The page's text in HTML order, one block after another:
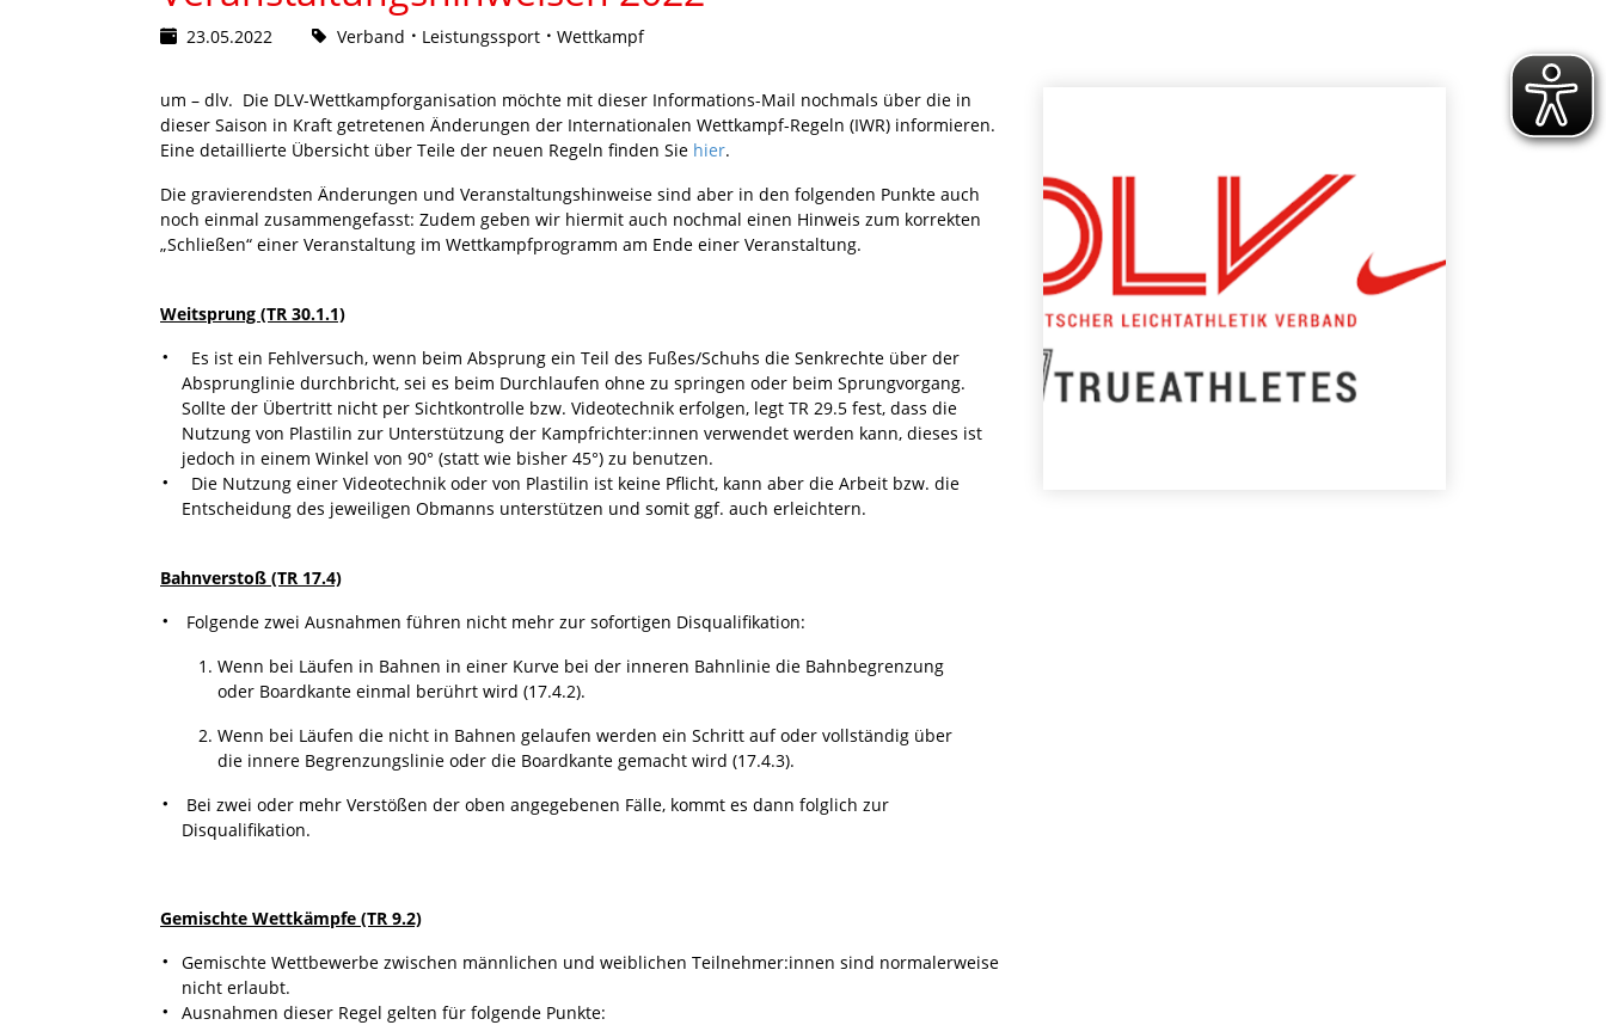
23.05.2022 Verband Leistungssport Wettkampf
um – dlv. Die DLV-Wettkampforganisation möchte mit dieser Informations-Mail nochmals über die in
dieser Saison in Kraft getretenen Änderungen der Internationalen Wettkampf-Regeln (IWR) informieren.
Eine detaillierte Übersicht über Teile der neuen Regeln finden Sie hier.
Die gravierendsten Änderungen und Veranstaltungshinweise sind aber in den folgenden Punkte auch
noch einmal zusammengefasst: Zudem geben wir hiermit auch nochmal einen Hinweis zum korrekten
„Schließen“ einer Veranstaltung im Wettkampfprogramm am Ende einer Veranstaltung.
Weitsprung (TR 30.1.1)
Es ist ein Fehlversuch, wenn beim Absprung ein Teil des Fußes/Schuhs die Senkrechte über der
Absprunglinie durchbricht, sei es beim Durchlaufen ohne zu springen oder beim Sprungvorgang.
Sollte der Übertritt nicht per Sichtkontrolle bzw. Videotechnik erfolgen, legt TR 29.5 fest, dass die
Nutzung von Plastilin zur Unterstützung der Kampfrichter:innen verwendet werden kann, dieses ist
jedoch in einem Winkel von 90° (statt wie bisher 45°) zu benutzen.
Die Nutzung einer Videotechnik oder von Plastilin ist keine Pflicht, kann aber die Arbeit bzw. die
Entscheidung des jeweiligen Obmanns unterstützen und somit ggf. auch erleichtern.
Bahnverstoß (TR 17.4)
Folgende zwei Ausnahmen führen nicht mehr zur sofortigen Disqualifikation:
1. Wenn bei Läufen in Bahnen in einer Kurve bei der inneren Bahnlinie die Bahnbegrenzung
oder Boardkante einmal berührt wird (17.4.2).
2. Wenn bei Läufen die nicht in Bahnen gelaufen werden ein Schritt auf oder vollständig über
die innere Begrenzungslinie oder die Boardkante gemacht wird (17.4.3).
Bei zwei oder mehr Verstößen der oben angegebenen Fälle, kommt es dann folglich zur
Disqualifikation.
Gemischte Wettkämpfe (TR 9.2)
Gemischte Wettbewerbe zwischen männlichen und weiblichen Teilnehmer:innen sind normalerweise
nicht erlaubt.
Ausnahmen dieser Regel gelten für folgende Punkte: